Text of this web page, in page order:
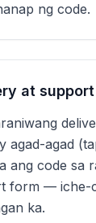
ng code.
at support
agad-agad
ang code sa
form — iche-
ka.